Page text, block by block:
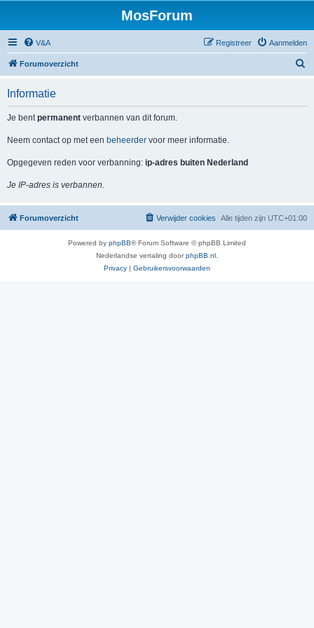
MosForum
V&A Aanmelden
Registreer
Forumoverzicht
Informatie
Je bentpermanent verbannen van dit forum.
Neem contact op met een beheerder voor meer informatie.
Opgegeven reden voor verbanning: ip-adres buiten Nederland
Je IP-adres is verbannen.
Forumoverzicht Alle tijden zijn UTC+01:00
Verwijder cookies
Powered by phpBB® Forum Software © phpBB Limited
Nederlandse vertaling doorphpBB.nl
Privacy | Gebruikersvoorwaarden